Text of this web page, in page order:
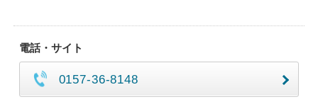
電話・サイト
0157-36-8148